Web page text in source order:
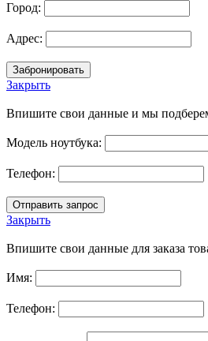
Город:
Адрес:
Закрыть
Впишите свои данные и мы
Модель ноутбука:
Телефон:
Закрыть
Впишите свои данные для заказа
Имя:
Телефон: